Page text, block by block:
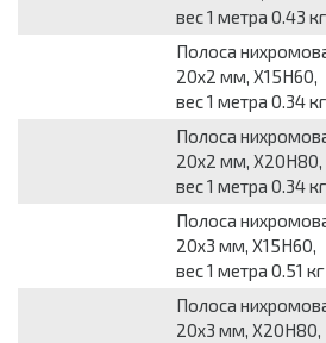
вес 1 метра 0.43 кг
Полоса
20x2 мм, Х15Н60,
вес 1 метра 0.34 кг
Полоса
20x2 мм, Х20Н80,
вес 1 метра 0.34 кг
Полоса
20x3 мм, Х15Н60,
вес 1 метра 0.51 кг
Полоса
20x3 мм, Х20Н80,